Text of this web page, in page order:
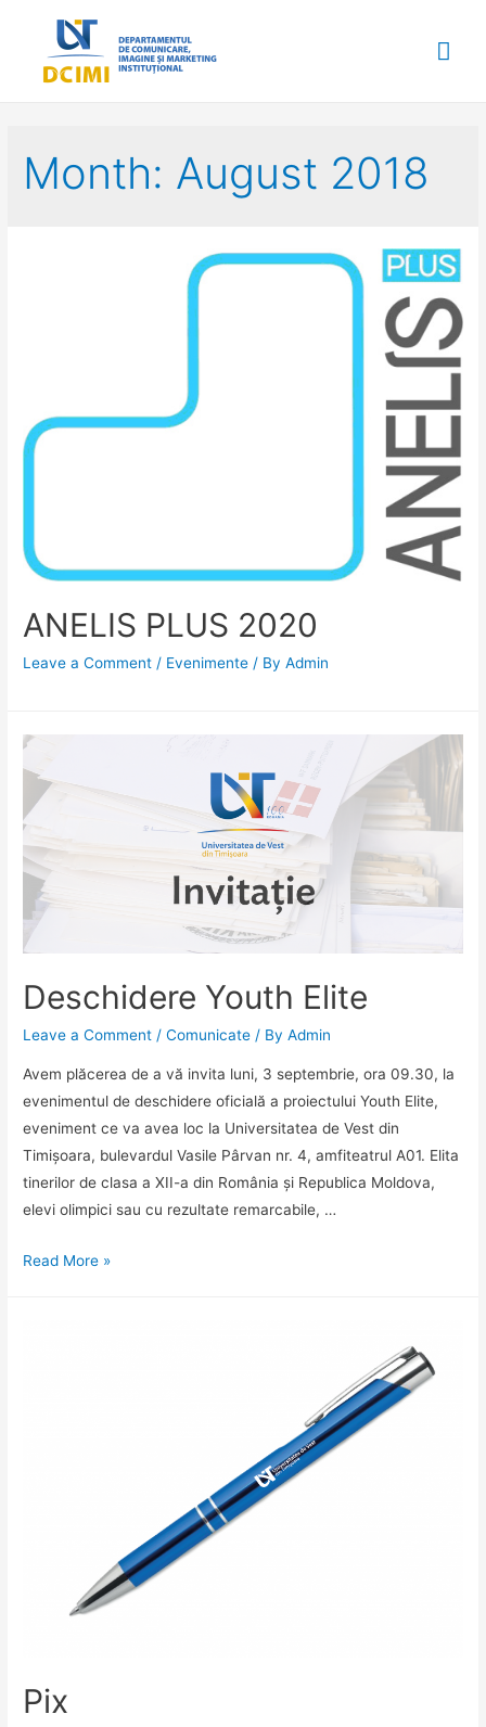
Month: August 2018
ANELIS PLUS 2020
Leave a Comment / Evenimente / ByAdmin
Deschidere Youth Elite
Leave a Comment /Comunicate / ByAdmin
Avem plăcerea de a vă invita luni, 3 septembrie, ora 09.30, la
evenimentul de deschidere oficială a proiectului Youth Elite,
eveniment ce va avea loc la Universitatea de Vest din
Timișoara, bulevardul Vasile Pârvan nr. 4, amfiteatrul A01. Elita
tinerilor de clasa a XII-a din România și Republica Moldova,
elevi olimpici sau cu rezultate remarcabile, …
Deschidere
Read More »
Pix